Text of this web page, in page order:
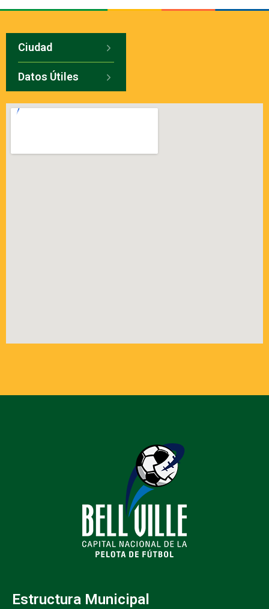
Ciudad
Datos Útiles
Estructura Municipal